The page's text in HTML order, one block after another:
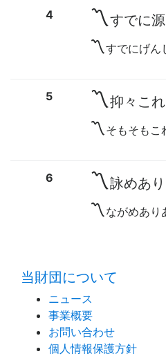
4 〽すでに
〽 すでにげん
5 〽抑々こ
〽 そもそもこ
6 〽詠めあ
〽 ながめあり
当財団について
ニュース
事業概要
お問い合わせ
個人情報保護方針